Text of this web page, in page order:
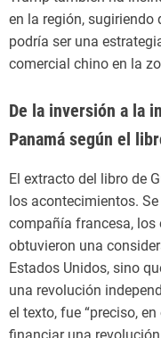
en la región, sugiriendo
podría ser una
comercial chino en la
De la inversión a la
Panamá según el
El extracto del libro de
los acontecimientos.
compañía francesa, los
obtuvieron una
Estados Unidos, sino
una revolución
el texto, fue “preciso,